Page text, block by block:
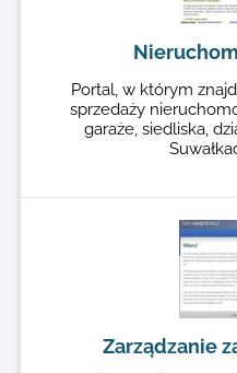
Portal, w którym
sprzedaży
garaże, siedliska,
Zarządzanie